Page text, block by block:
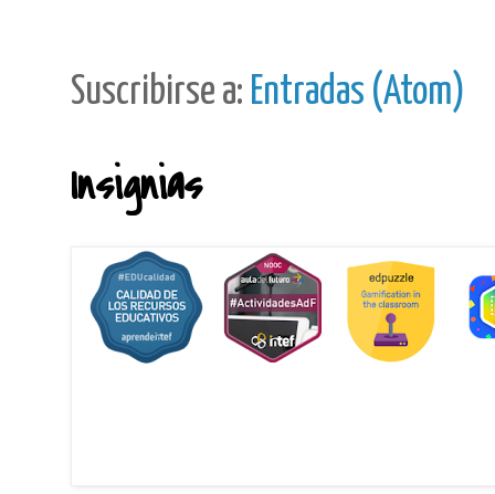
Suscribirse a: Entradas (Atom)
Insignias